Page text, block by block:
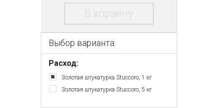
В корзину
Выбор варианта:
Расход:
Золотая штукатурка Stuccoro, 1 кг
Золотая штукатурка Stuccoro, 5 кг